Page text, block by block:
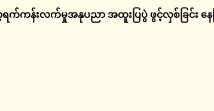
ရက်ကန်းလက်မှုအနုပညာ အထူးပြပွဲ ဖွင့်လှစ်ခြင်း